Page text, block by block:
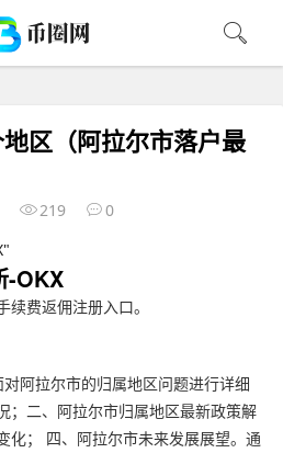
区（阿拉尔市落户最
219 0
-OKX
费返佣注册入口。
阿拉尔市的归属地区问题进行详细
；二、阿拉尔市归属地区最新政策解
化； 四、阿拉尔市未来发展展望。通